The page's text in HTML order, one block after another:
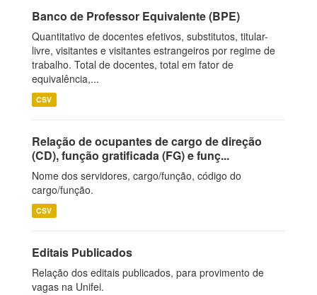
Banco de Professor Equivalente (BPE)
Quantitativo de docentes efetivos, substitutos, titular-
livre, visitantes e visitantes estrangeiros por regime de
trabalho. Total de docentes, total em fator de
equivalência,...
CSV
Relação de ocupantes de cargo de direção
(CD), função gratificada (FG) e funç...
Nome dos servidores, cargo/função, código do
cargo/função.
CSV
Editais Publicados
Relação dos editais publicados, para provimento de
vagas na Unifei.